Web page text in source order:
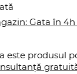
Gata în 4h
este produsul